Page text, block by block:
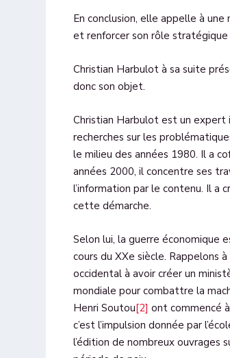
En conclusion, elle appelle à
et renforcer son rôle
Christian Harbulot à sa suite
donc son objet.
Christian Harbulot est un expert
recherches sur les
le milieu des années 1980. Il a
années 2000, il concentre ses
l’information par le contenu. Il a
cette démarche.
Selon lui, la guerre économique
cours du XXe siècle. Rappelons
occidental à avoir créer un
mondiale pour combattre la
Henri Soutou[2] ont commencé
c’est l’impulsion donnée par
l’édition de nombreux ouvrages